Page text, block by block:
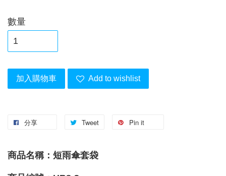
數量
加入購物車 Add to wishlist
分享 Tweet Pin it
商品名稱：短雨傘套袋